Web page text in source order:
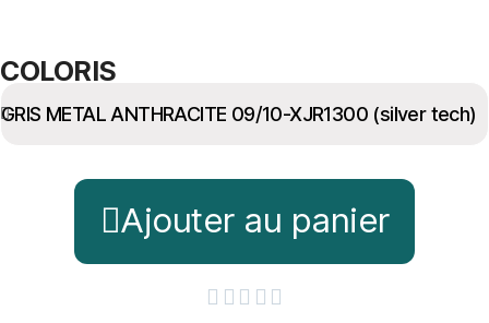
COLORIS
Ajouter au panier
    